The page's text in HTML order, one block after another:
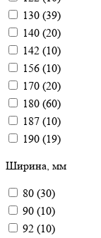
130 (39)
140 (20)
142 (10)
156 (10)
170 (20)
180 (60)
187 (10)
190 (19)
200(10)
220(10
230(70
236(10
Ширина, мм
80 (30)
90 (10)
92 (10)